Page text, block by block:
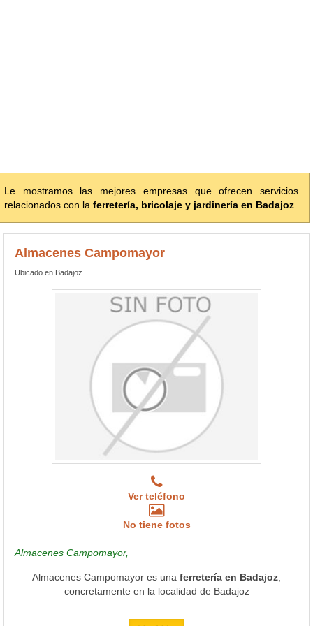
Le mostramos las mejores empresas que ofrecen servicios
relacionados con la ferretería, bricolaje y jardinería en Badajoz
Almacenes Campomayor
Ubicado en Badajoz
Ver teléfono
No tiene fotos
Almacenes Campomayor,
Almacenes Campomayor es una ferretería en Badajoz
concretamente en la localidad de Badajoz